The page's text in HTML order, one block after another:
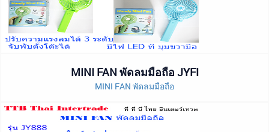
MINI FAN พัดลมมือถือ JYFI
MINI FAN พัดลมมือถือ